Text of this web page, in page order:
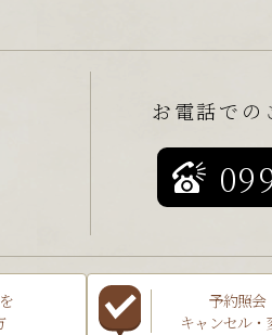
お電話での
予約照会
キャンセル・